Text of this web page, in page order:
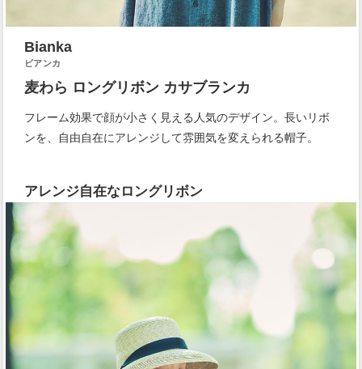
Bianka
ビアンカ
麦わら ロングリボン カサブランカ
フレーム効果で顔が小さく見える人気のデザイン。長いリボ
ンを、自由自在にアレンジして雰囲気を変えられる帽子。
アレンジ自在なロングリボン